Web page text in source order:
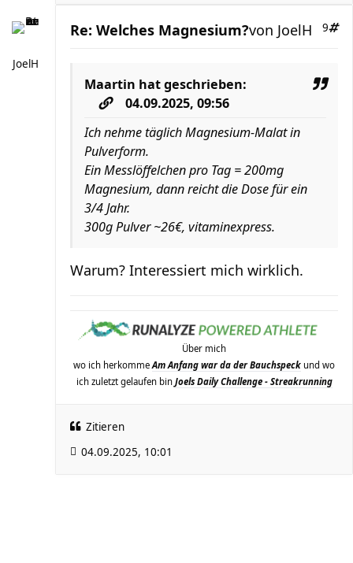
JoelH
Re: Welches Magnesium? 9
von JoelH
Maartin hat geschrieben:
04.09.2025, 09:56
Ich nehme täglich Magnesium-Malat in
Pulverform.
Ein Messlöffelchen pro Tag = 200mg
Magnesium, dann reicht die Dose für ein
3/4 Jahr.
300g Pulver ~26€, vitaminexpress.
Warum? Interessiert mich wirklich.
Über mich
wo ich herkomme Am Anfang war da der Bauchspeck und wo
ich zuletzt gelaufen bin Joels Daily Challenge - Streakrunning
Zitieren
04.09.2025, 10:01